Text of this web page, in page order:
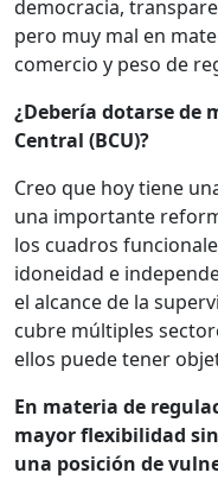
democracia,
pero muy mal en
comercio y peso de
¿Debería dotarse de
Central (BCU)?
Creo que hoy tiene
una importante
los cuadros
idoneidad e
el alcance de la
cubre múltiples
ellos puede tener
En materia de
mayor flexibilidad
una posición de